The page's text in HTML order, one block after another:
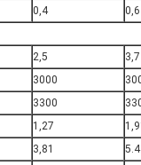
0,4
0,6
2,5
3,7
3000
3300
1,27
3,81
5.4